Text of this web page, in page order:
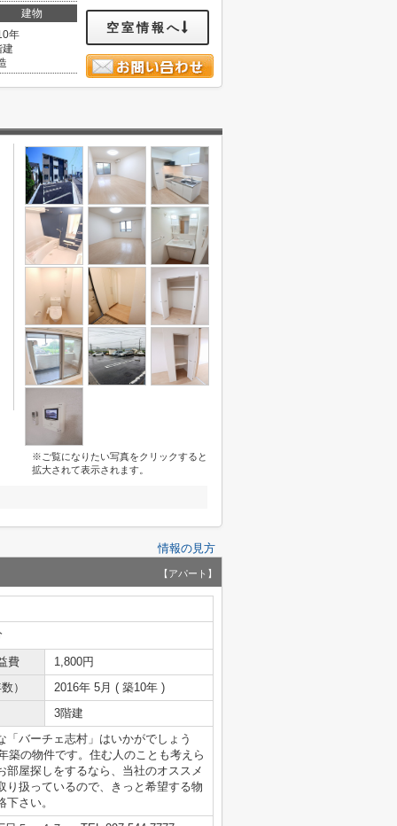
建物
年
建
空室情報へ
※ご覧になりたい写真をクリックすると
拡大されて表示されます。
情報の見方
【アパート】
費
1,800円
）
2016年 5月 ( 築10年 )
3階建
バーチェ志村」はいかがでしょう
築の物件です。住む人のことも考えら
屋探しをするなら、当社のオススメ
扱っているので、きっと希望する物
さい。